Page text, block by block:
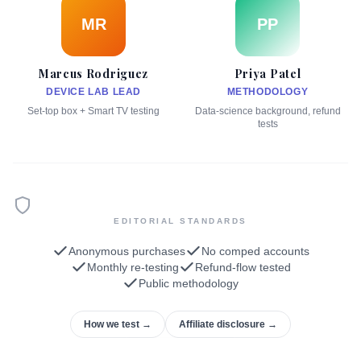
MR
Marcus Rodriguez
DEVICE LAB LEAD
Set-top box + Smart TV testing
PP
Priya Patel
METHODOLOGY
Data-science background, refund
tests
EDITORIAL STANDARDS
Anonymous purchases
No comped accounts
Monthly re-testing
Refund-flow tested
Public methodology
How we test → Affiliate disclosure →